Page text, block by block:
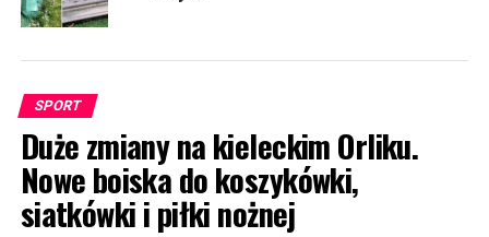
SPORT
Duże zmiany na kieleckim Orliku.
Nowe boiska do koszykówki,
siatkówki i piłki nożnej